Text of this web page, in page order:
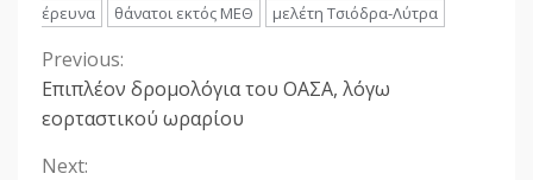
έρευνα
θάνατοι εκτός ΜΕΘ μελέτη Τσιόδρα-Λύτρα
Continue
Reading
Previous:
Επιπλέον δρομολόγια του ΟΑΣΑ, λόγω
εορταστικού ωραρίου
Next: